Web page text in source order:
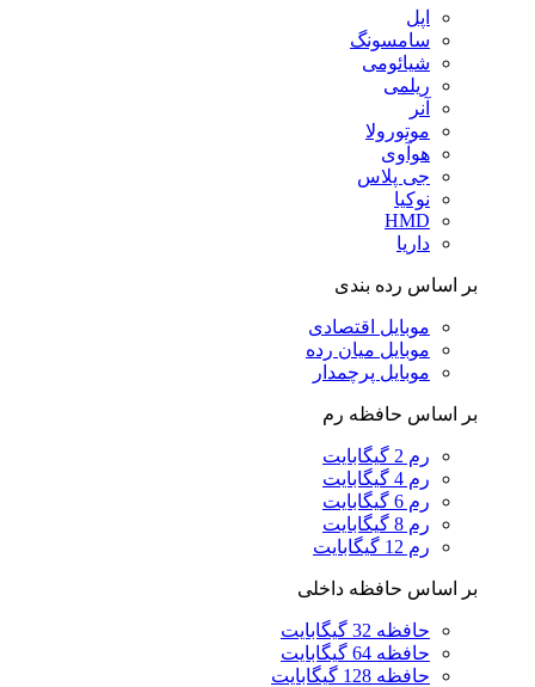
اپل
سامسونگ
شیائومی
ریلمی
آنر
موتورولا
هوآوی
جی پلاس
نوکیا
HMD
داریا
بر اساس رده بندی
موبایل اقتصادی
موبایل میان رده
موبایل پرچمدار
بر اساس حافظه رم
رم 2 گیگابایت
رم 4 گیگابایت
رم 6 گیگابایت
رم 8 گیگابایت
رم 12 گیگابایت
بر اساس حافظه داخلی
حافظه 32 گیگابایت
حافظه 64 گیگابایت
حافظه 128 گیگابایت